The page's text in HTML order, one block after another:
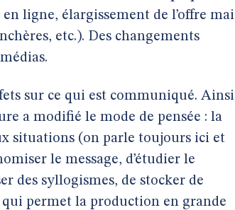
ligne, élargissement de l’offre
etc.). Des changements
sur ce qui est communiqué.
a modifié le mode de pensée : la
situations (on parle toujours ici et
le message, d’étudier le
des syllogismes, de stocker de
permet la production en grande